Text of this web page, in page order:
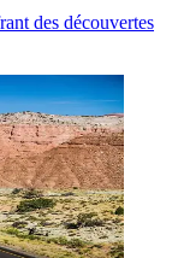
des découvertes